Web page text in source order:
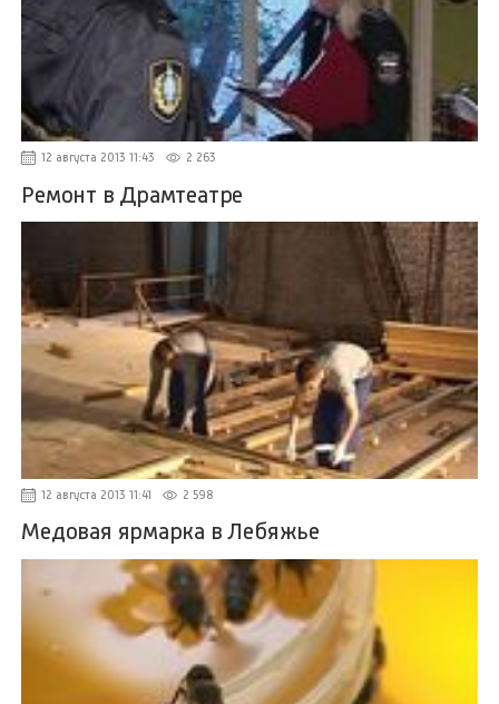
12 августа 2013 11:43 2 263
Ремонт в Драмтеатре
12 августа 2013 11:41 2 598
Медовая ярмарка в Лебяжье